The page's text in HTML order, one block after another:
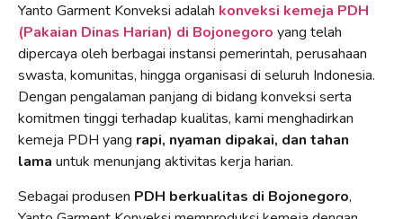
Yanto Garment Konveksi adalah konveksi kemeja PDH
(Pakaian Dinas Harian) di Bojonegoro yang telah
dipercaya oleh berbagai instansi pemerintah, perusahaan
swasta, komunitas, hingga organisasi di seluruh Indonesia.
Dengan pengalaman panjang di bidang konveksi serta
komitmen tinggi terhadap kualitas, kami menghadirkan
kemeja PDH yang rapi, nyaman dipakai, dan tahan
lama untuk menunjang aktivitas kerja harian.
Sebagai produsen PDH berkualitas di Bojonegoro,